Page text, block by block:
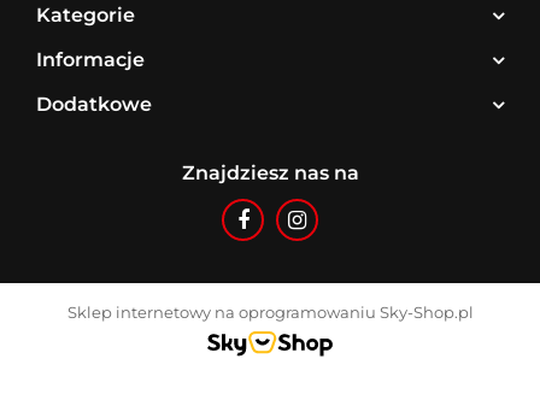
Kategorie
Informacje
Dodatkowe
Znajdziesz nas na
Sklep internetowy na oprogramowaniu Sky-Shop.pl